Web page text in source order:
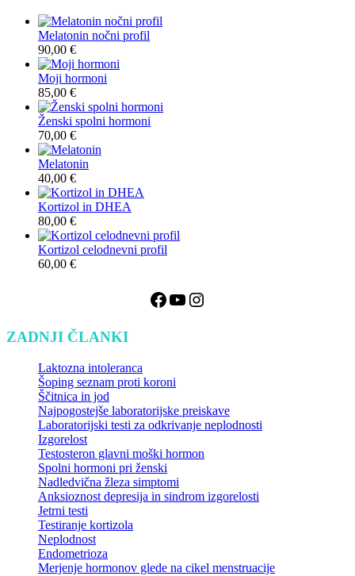
Melatonin nočni profil
90,00 €
Moji hormoni
85,00 €
Ženski spolni hormoni
70,00 €
Melatonin
40,00 €
Kortizol in DHEA
80,00 €
Kortizol celodnevni profil
60,00 €
Facebook
YouTube
Instagram
ZADNJI ČLANKI
Laktozna intoleranca
Šoping seznam proti koroni
Ščitnica in jod
Najpogostejše laboratorijske preiskave
Laboratorijski testi za odkrivanje neplodnosti
Izgorelost
Testosteron glavni moški hormon
Spolni hormoni pri ženski
Nadledvična žleza simptomi
Anksioznost depresija in sindrom izgorelosti
Jetrni testi
Testiranje kortizola
Neplodnost
Endometrioza
Merjenje hormonov glede na cikel menstruacije